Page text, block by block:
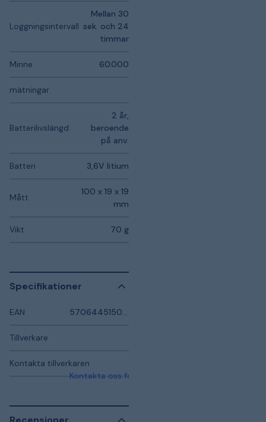
Loggningsintervall
Mellan 30
sek. och 24
timmar
Minne 60.000
mätningar
Batterilivslängd
2 år,
beroende
på anv.
Batteri 3,6V litium
Mått
100 x 19 x 19
mm
Vikt 70 g
Specifikationer
EAN
Tillverkare
Kontakta tillverkaren
Kontakta oss för mer information